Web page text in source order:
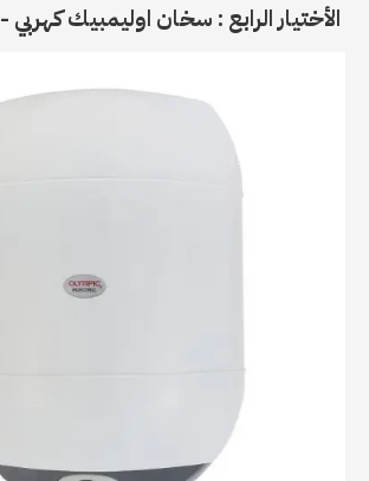
الأختيار الرابع : سخان اوليمبيك كهربي - 50 لتر